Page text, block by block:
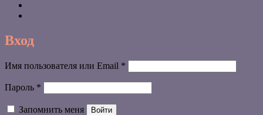
Вход
Имя пользователя или Email *
Пароль *
Запомнить меня Войти